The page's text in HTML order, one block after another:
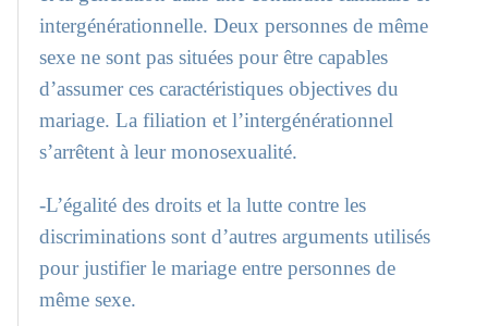
intergénérationnelle. Deux personnes de même
sexe ne sont pas situées pour être capables
d’assumer ces caractéristiques objectives du
mariage. La filiation et l’intergénérationnel
s’arrêtent à leur monosexualité.
-L’égalité des droits et la lutte contre les
discriminations sont d’autres arguments utilisés
pour justifier le mariage entre personnes de
même sexe.